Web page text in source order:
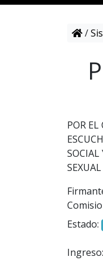
/
POR
Estado: